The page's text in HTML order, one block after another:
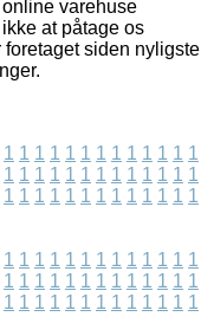
varehuse
at påtage os
foretaget siden nyligste
1 1 1 1 1 1 1 1 1 1 1 1 1
1 1 1 1 1 1 1 1 1 1 1 1 1
1 1 1 1 1 1 1 1 1 1 1 1 1
1 1 1 1 1 1 1 1 1 1 1 1 1
1 1 1 1 1 1 1 1 1 1 1 1 1
1 1 1 1 1 1 1 1 1 1 1 1 1